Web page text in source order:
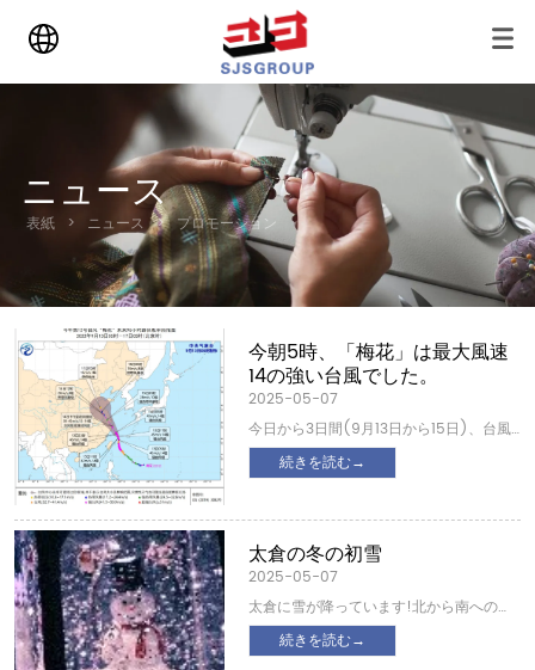
ニュース
表紙 > ニュース > プロモーション
今朝5時、「梅花」は最大風速
14の強い台風でした。
2025-05-07
今日から3日間(9月13日から15日)、台風
「梅花」が接近し続ける中、東中国沿岸
では風と雨が徐々に上昇しています。浙
地域となり、現地の累積降雨量は400
mmを超える可能性があります。上記の
地域は台風の傾向に注意を払う必要があ
ります。気温に関しては、南部の多くの
地域はまだ「暑い」状態が続きます。特
に、中国南部の高温は「パンチイン」を
続けます。福州やその他の地域は高温日
続きを読む→
太倉の冬の初雪
2025-05-07
太倉に雪が降っています!北から南への強
い冷気の影響を受けて、30、太倉近くの
上海嘉定などの地域に雪片が漂っていま
続きを読む→